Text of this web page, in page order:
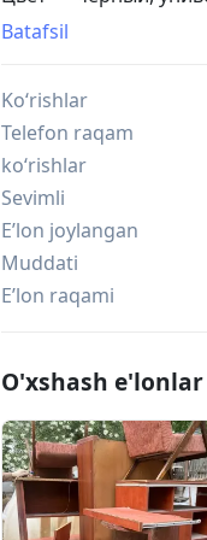
Комфортная спинка,
O‘lchami:
plastikdan. Rangi —
Orqasi qulay,
tanlov!
Batafsil
Ko‘rishlar
Telefon raqam
ko‘rishlar
Sevimli
Eʼlon joylangan
Muddati
Eʼlon raqami
O'xshash e'lonlar